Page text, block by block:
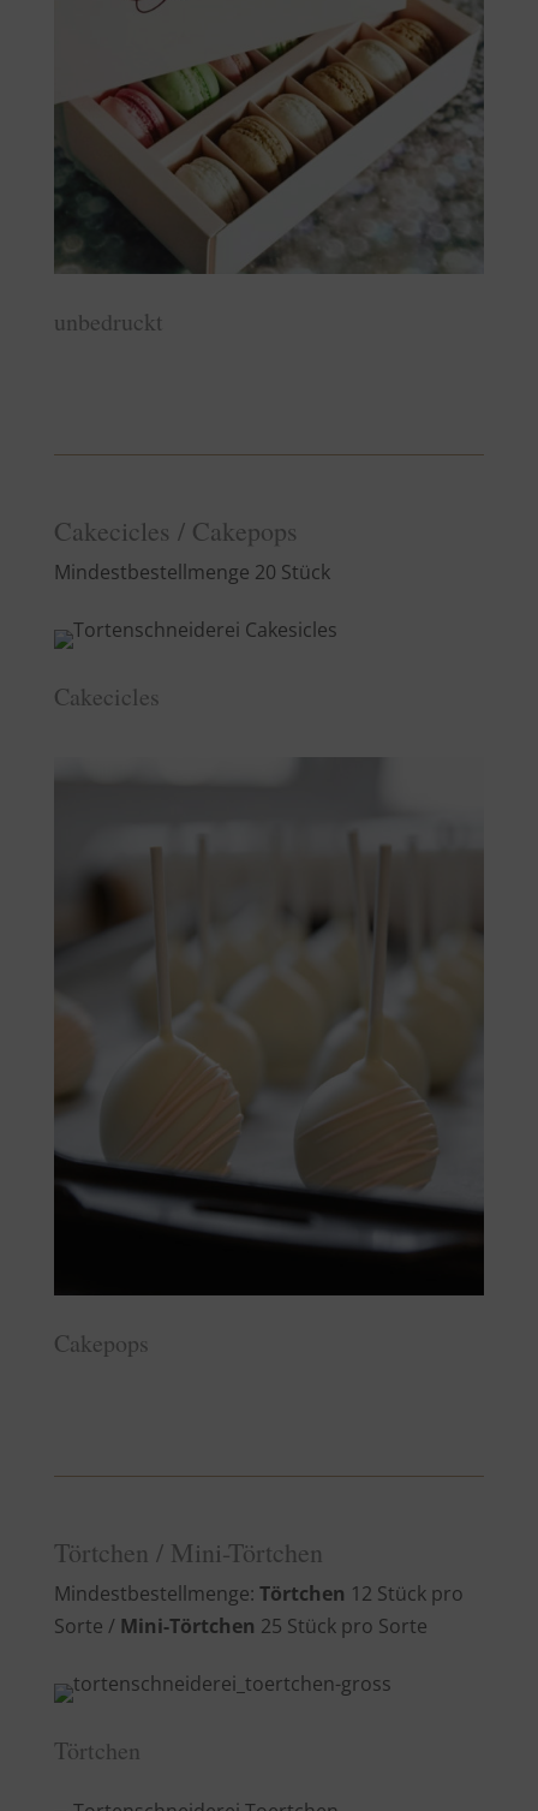
unbedruckt
Cakecicles / Cakepops
Mindestbestellmenge 20 Stück
Cakecicles
Cakepops
Törtchen / Mini-Törtchen
Mindestbestellmenge: Törtchen 12 Stück pro
Sorte / Mini-Törtchen 25 Stück pro Sorte
Törtchen